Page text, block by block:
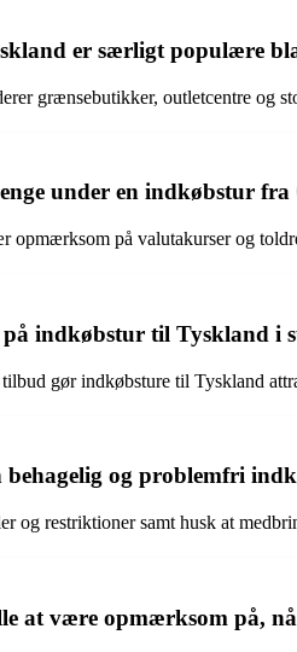
er særligt populære
grænsebutikker, outletcentre og
under en indkøbstur fra
på valutakurser og
indkøbstur til Tyskland i
gør indkøbsture til Tyskland
og problemfri
restriktioner samt husk at
at være opmærksom på,